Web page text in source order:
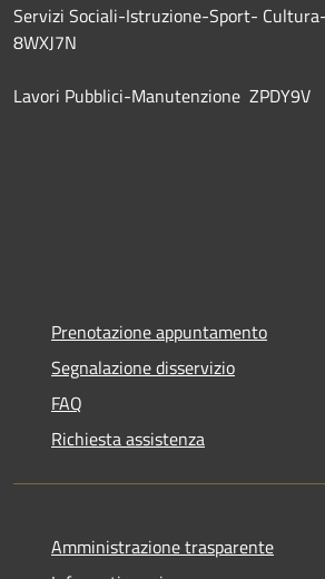
Servizi Sociali-Istruzione-Sport-
8WXJ7N
Lavori Pubblici-Manutenzione ZPDY9V
Prenotazione appuntamento
Segnalazione disservizio
FAQ
Richiesta assistenza
Amministrazione trasparente